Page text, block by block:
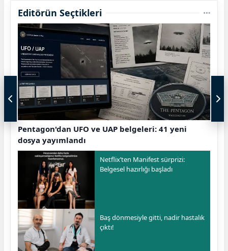
Editörün Seçtikleri
Pentagon'dan UFO ve UAP belgeleri: 41 yeni
dosya yayımlandı
Netflix’ten Manifest sürprizi:
Belgesel hazırlığı başladı
Baş dönmesiyle gitti, nadir hastalık
çıktı!